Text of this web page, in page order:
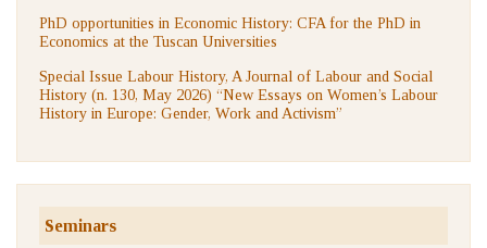
PhD opportunities in Economic History: CFA for the PhD in
Economics at the Tuscan Universities
Special Issue Labour History, A Journal of Labour and Social
History (n. 130, May 2026) “New Essays on Women’s Labour
History in Europe: Gender, Work and Activism”
Seminars